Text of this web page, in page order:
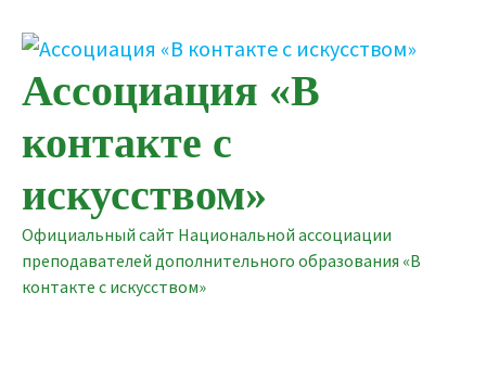
содержимому
Ассоциация «В
контакте с
искусством»
Официальный сайт Национальной ассоциации
преподавателей дополнительного образования «В
контакте с искусством»